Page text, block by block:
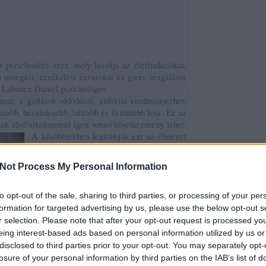
Process My Personal Information
opt-out of the sale, sharing to third parties, or processing of your
for targeted advertising by us, please use the below opt-out
selection. Please note that after your opt-out request is processed
interest-based ads based on personal information utilized by us
to third parties prior to your opt-out. You may separately
of your personal information by third parties on the IAB’s list of
pszichoaktív szer, mely lassítja az életfunkciókat,
érzékelési zavarokat és gyors reagálásra
Dániel pszichológus.
a gátlások oldódását, eufóriát eredményezhet,
beszédesebb, bátrabb és őszintébb lesz. Ez az
első alkalommal igen vonzó következmény lehet.
A későbbiekben legtöbbjük ezt az élményt
igyekszik újra és újra átélni, de ahogy más
szereknél, itt is fellép a tolerancia
jelensége, azaz egyre nagyobb mennyiségre
eléréséhez. Eleinte csak a társaságbeli
ellazulás miatt iszik az ember, a
későbbiekben pedig az alkohol
szorongásoldó hatása miatt lesz a társasági
ivóból az otthon magányában is az üveg
után nyúló alkoholbeteg.”